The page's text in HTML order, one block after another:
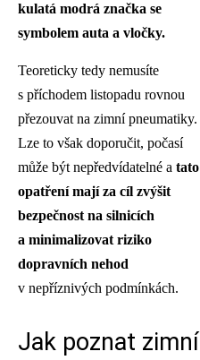
kulatá modrá značka se
symbolem auta a vločky.
Teoreticky tedy nemusíte
s příchodem listopadu rovnou
přezouvat na zimní pneumatiky.
Lze to však doporučit, počasí
může být nepředvídatelné a tato
opatření mají za cíl zvýšit
bezpečnost na silnicích
a minimalizovat riziko
dopravních nehod
v nepříznivých podmínkách.
Jak poznat zimní